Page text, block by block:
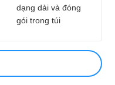
dạng dải và đóng
gói trong túi